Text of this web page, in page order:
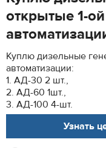
открытые 1-
Куплю дизельные
автоматизации:
1. АД-30 2 шт.,
2. АД-60 1шт.,
3. АД-100 4-шт.
Узнать